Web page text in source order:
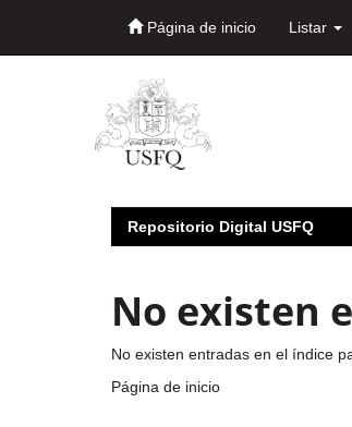
Página de inicio Listar
Repositorio Digital USFQ
No existen
No existen entradas en el índice
Página de inicio